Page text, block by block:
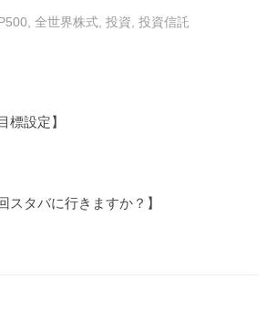
, 全世界株式, 投資, 投資信託
標設定】
スタバに行きますか？】